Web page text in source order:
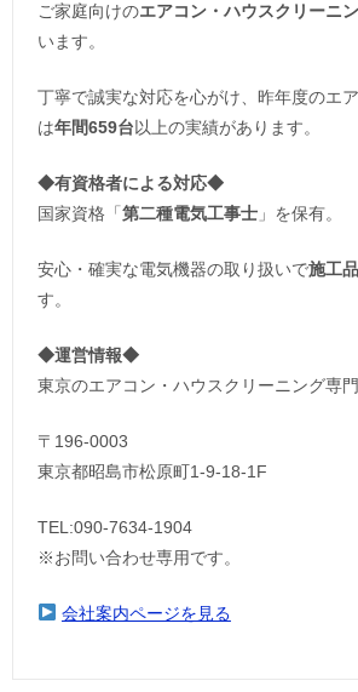
ご家庭向けのエアコン・ハウスクリーニ
います。
丁寧で誠実な対応を心がけ、昨年度のエ
は年間659台以上の実績があります。
◆有資格者による対応◆
国家資格「 第二種電気工事士 」を保有。
安心・確実な電気機器の取り扱いで施工
す。
◆運営情報◆
東京のエアコン・ハウスクリーニング専門
〒196-0003
東京都昭島市松原町1-9‐18‐1F
TEL:090-7634-1904
※お問い合わせ専用です。
会社案内ページを見る